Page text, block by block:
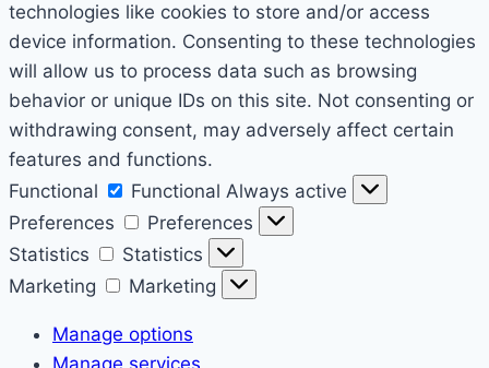
technologies like cookies to store and/or access
device information. Consenting to these technologies
will allow us to process data such as browsing
behavior or unique IDs on this site. Not consenting or
withdrawing consent, may adversely affect certain
features and functions.
Functional
Functional Always active
Preferences
Preferences
Statistics
Statistics
Marketing
Marketing
Manage options